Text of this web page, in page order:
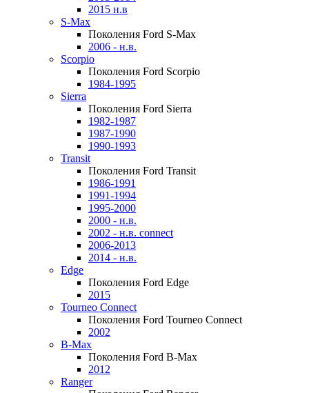
2015 н.в
S-Max
Поколения Ford S-Max
2006 - н.в.
Scorpio
Поколения Ford Scorpio
1984-1995
Sierra
Поколения Ford Sierra
1982-1987
1987-1990
1990-1993
Transit
Поколения Ford Transit
1986-1991
1991-1994
1995-2000
2000 - н.в.
2002 - н.в. connect
2006-2013
2014 - н.в.
Edge
Поколения Ford Edge
2015
Tourneo Connect
Поколения Ford Tourneo Connect
2002
B-Max
Поколения Ford B-Max
2012
Ranger